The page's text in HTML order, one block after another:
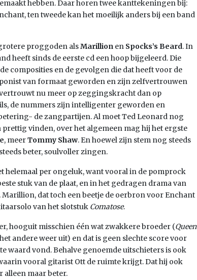
hebben. Daar horen twee kanttekeningen bij:
ten tweede kan het moeilijk anders bij een band
proggoden alsMarillion en Spocks’s Beard. In
heeft sinds de eerste cd een hoop bijgeleerd. Die
composities en de gevolgen die dat heeft voor de
van formaat geworden en zijn zelfvertrouwen
nu meer op zeggingskracht dan op
de nummers zijn intelligenter geworden en
de zangpartijen. Al moet Ted Leonard nog
vinden, over het algemeen mag hij het ergste
, meerTommy Shaw. En hoewel zijn stem nog steeds
beter, soulvoller zingen.
helemaal per ongeluk, want vooral in de pomprock
stuk van de plaat, en in het gedragen drama van
Marillion, dat toch een beetje de oerbron voor Enchant
van het slotstuk Comatose.
hooguit misschien één wat zwakkere broeder (Queen
andere weer uit) en dat is geen slechte score voor
waard vond. Behalve genoemde uitschieters is ook
vooral gitarist Ott de ruimte krijgt. Dat hij ook
maar beter.